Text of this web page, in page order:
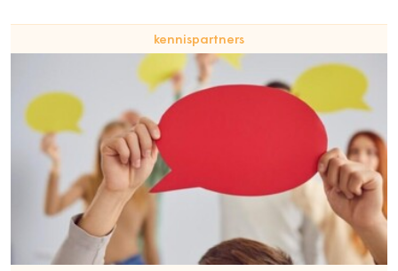
kennispartners